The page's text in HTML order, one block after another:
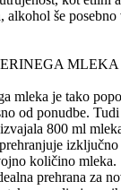
alkohol še
MLEKA
mleka je tako
od ponudbe.
800 ml
količino mleka.
prehrana za